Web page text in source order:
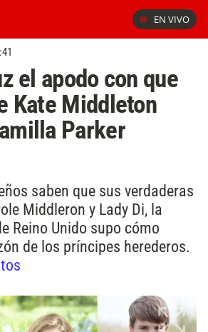
EN VIVO
el apodo con que
Kate Middleton
Parker
saben que sus verdaderas
Middleron y Lady Di, la
Reino Unido supo cómo
de los príncipes herederos.